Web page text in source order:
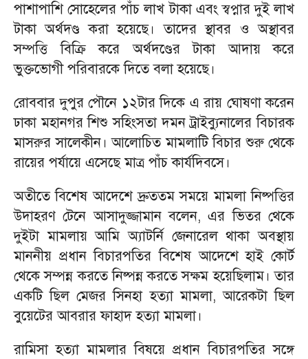
পাশাপাশি সোহেলের পাঁচ লাখ টাকা এবং স্বপ্নার দুই লাখ
টাকা অর্থদণ্ড করা হয়েছে। তাদের স্থাবর ও অস্থাবর
সম্পত্তি বিক্রি করে অর্থদণ্ডের টাকা আদায় করে
ভুক্তভোগী পরিবারকে দিতে বলা হয়েছে।
রোববার দুপুর পৌনে ১২টার দিকে এ রায় ঘোষণা করেন
ঢাকা মহানগর শিশু সহিংসতা দমন ট্রাইব্যুনালের বিচারক
মাসরুর সালেকীন। আলোচিত মামলাটি বিচার শুরু থেকে
রায়ের পর্যায়ে এসেছে মাত্র পাঁচ কার্যদিবসে।
অতীতে বিশেষ আদেশে দ্রুততম সময়ে মামলা নিষ্পত্তির
উদাহরণ টেনে আসাদুজ্জামান বলেন, এর ভিতর থেকে
দুইটা মামলায় আমি অ্যাটর্নি জেনারেল থাকা অবস্থায়
মাননীয় প্রধান বিচারপতির বিশেষ আদেশে হাই কোর্ট
থেকে সম্পন্ন করতে নিষ্পন্ন করতে সক্ষম হয়েছিলাম। তার
একটি ছিল মেজর সিনহা হত্যা মামলা, আরেকটা ছিল
বুয়েটের আবরার ফাহাদ হত্যা মামলা।
রামিসা হত্যা মামলার বিষয়ে প্রধান বিচারপতির সঙ্গে